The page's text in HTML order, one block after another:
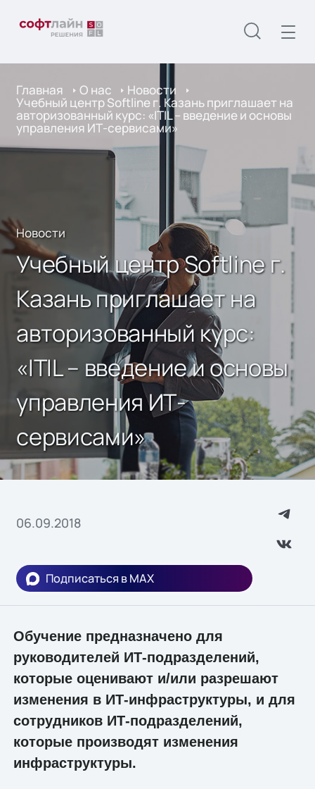
Главная О нас Новости
Учебный центр Softline г. Казань приглашает на
авторизованный курс: «ITIL – введение и основы
управления ИТ-сервисами»
Новости
Учебный центр Softline г.
Казань приглашает на
авторизованный курс:
«ITIL – введение и основы
управления ИТ-
сервисами»
06.09.2018
Подписаться в MAX
Обучение предназначено для
руководителей ИТ-подразделений,
которые оценивают и/или разрешают
изменения в ИТ-инфраструктуры, и для
сотрудников ИТ-подразделений,
которые производят изменения
инфраструктуры.